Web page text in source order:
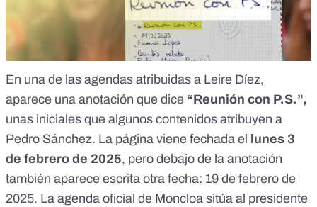
En una de las agendas atribuidas a Leire Díez,
aparece una anotación que dice “Reunión con P.S.”,
unas iniciales que algunos contenidos atribuyen a
Pedro Sánchez. La página viene fechada el
lunes 3
de febrero de 2025, pero debajo de la anotación
también aparece escrita otra fecha: 19 de febrero de
2025. La agenda oficial de Moncloa sitúa al presidente